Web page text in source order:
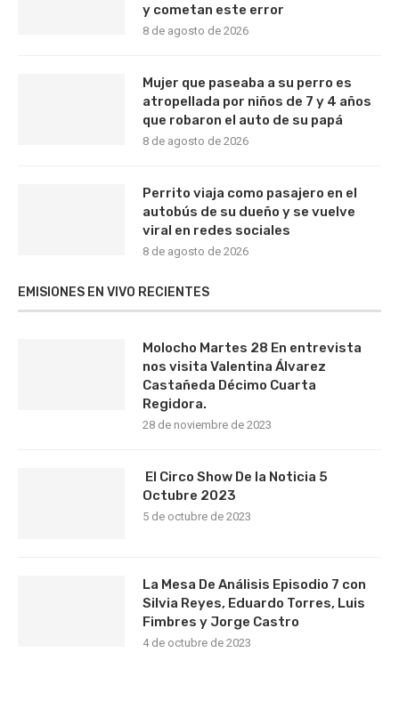
y cometan este error
8 de agosto de 2026
Mujer que paseaba a su perro es
atropellada por niños de 7 y 4 años
que robaron el auto de su papá
8 de agosto de 2026
Perrito viaja como pasajero en el
autobús de su dueño y se vuelve
viral en redes sociales
8 de agosto de 2026
EMISIONES EN VIVO RECIENTES
Molocho Martes 28 En entrevista
nos visita Valentina Álvarez
Castañeda Décimo Cuarta
Regidora.
28 de noviembre de 2023
El Circo Show De la Noticia 5
Octubre 2023
5 de octubre de 2023
La Mesa De Análisis Episodio 7 con
Silvia Reyes, Eduardo Torres, Luis
Fimbres y Jorge Castro
4 de octubre de 2023